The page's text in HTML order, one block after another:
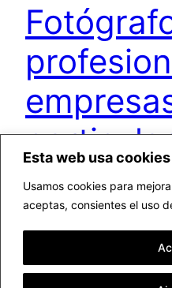
Esta web usa cookies
Usamos cookies para
aceptas, consientes el uso
Soy Sergi Albir,
http://